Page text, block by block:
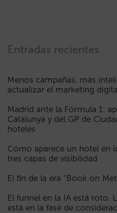
Entradas recientes
Menos campañas, más
actualizar el marketing
Madrid ante la Fórmula 1:
Catalunya y del GP de
hoteles
Cómo aparece un hotel en
tres capas de visibilidad
El fin de la era “Book on
El funnel en la IA está roto.
está en la fase de